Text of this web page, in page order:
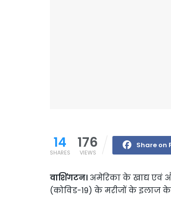
14
SHARES
176
VIEWS
Share on
वाशिंगटन। अमेरिका के खाद्य एवं
(कोविड-19) के मरीजों के इलाज के